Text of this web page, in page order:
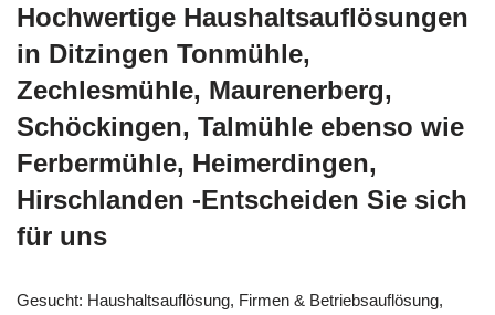
Hochwertige Haushaltsauflösungen
in Ditzingen Tonmühle,
Zechlesmühle, Maurenerberg,
Schöckingen, Talmühle ebenso wie
Ferbermühle, Heimerdingen,
Hirschlanden -Entscheiden Sie sich
für uns
Gesucht: Haushaltsauflösung, Firmen & Betriebsauflösung,